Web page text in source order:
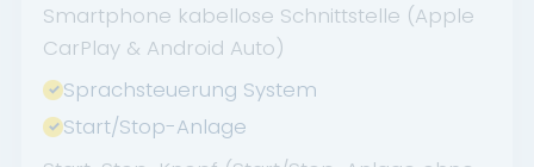
Smartphone kabellose Schnittstelle (Apple
CarPlay & Android Auto)
Sprachsteuerung System
Start/Stop-Anlage